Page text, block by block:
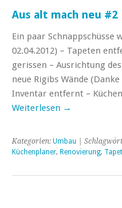
Aus alt mach neu #2
Ein paar Schnappschüsse
02.04.2012) – Tapeten
gerissen – Ausrichtung
neue Rigibs Wände
Inventar entfernt –
Weiterlesen →
Kategorien: Umbau |
Küchenplaner, Renovierung,